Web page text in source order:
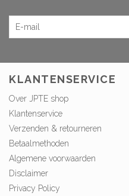
KLANTENSERVICE
Over JPTE shop
Klantenservice
Verzenden & retourneren
Betaalmethoden
Algemene voorwaarden
Disclaimer
Privacy Policy